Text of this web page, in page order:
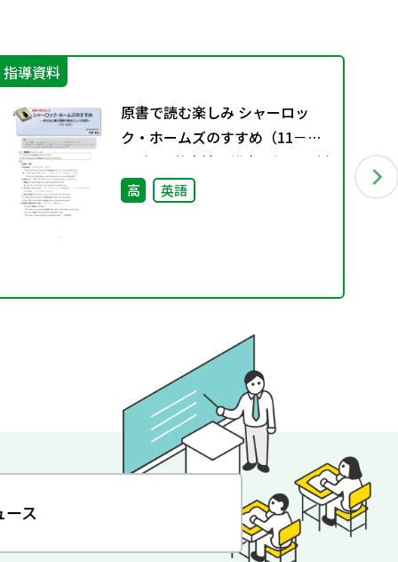
指導資料
原書で読む楽しみ シャーロッ
ク・ホームズのすすめ（11－
137）―英文法と構文理解の教材
としての活用―
高 英語
ース